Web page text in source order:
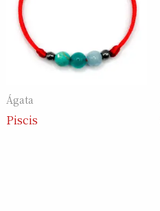
Ágata
Piscis